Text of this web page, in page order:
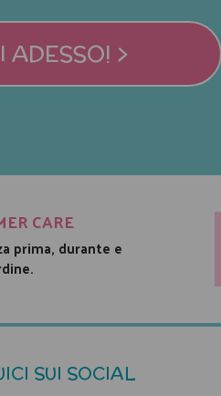
ADESSO! >
CARE
prima, durante e
SUI SOCIAL